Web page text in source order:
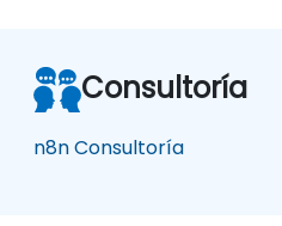
Consultoría
n8n Consultoría